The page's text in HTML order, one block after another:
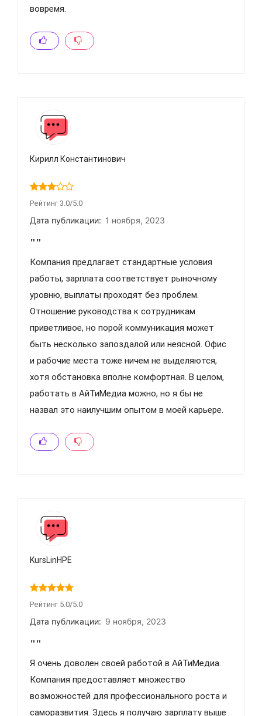
вовремя.
Кирилл Константинович
Рейтинг 3.0/5.0
Дата публикации: 1 ноября, 2023
""
Компания предлагает стандартные условия
работы, зарплата соответствует рыночному
уровню, выплаты проходят без проблем.
Отношение руководства к сотрудникам
приветливое, но порой коммуникация может
быть несколько запоздалой или неясной. Офис
и рабочие места тоже ничем не выделяются,
хотя обстановка вполне комфортная. В целом,
работать в АйТиМедиа можно, но я бы не
назвал это наилучшим опытом в моей карьере.
KursLinHPE
Рейтинг 5.0/5.0
Дата публикации: 9 ноября, 2023
""
Я очень доволен своей работой в АйТиМедиа.
Компания предоставляет множество
возможностей для профессионального роста и
саморазвития. Здесь я получаю зарплату выше